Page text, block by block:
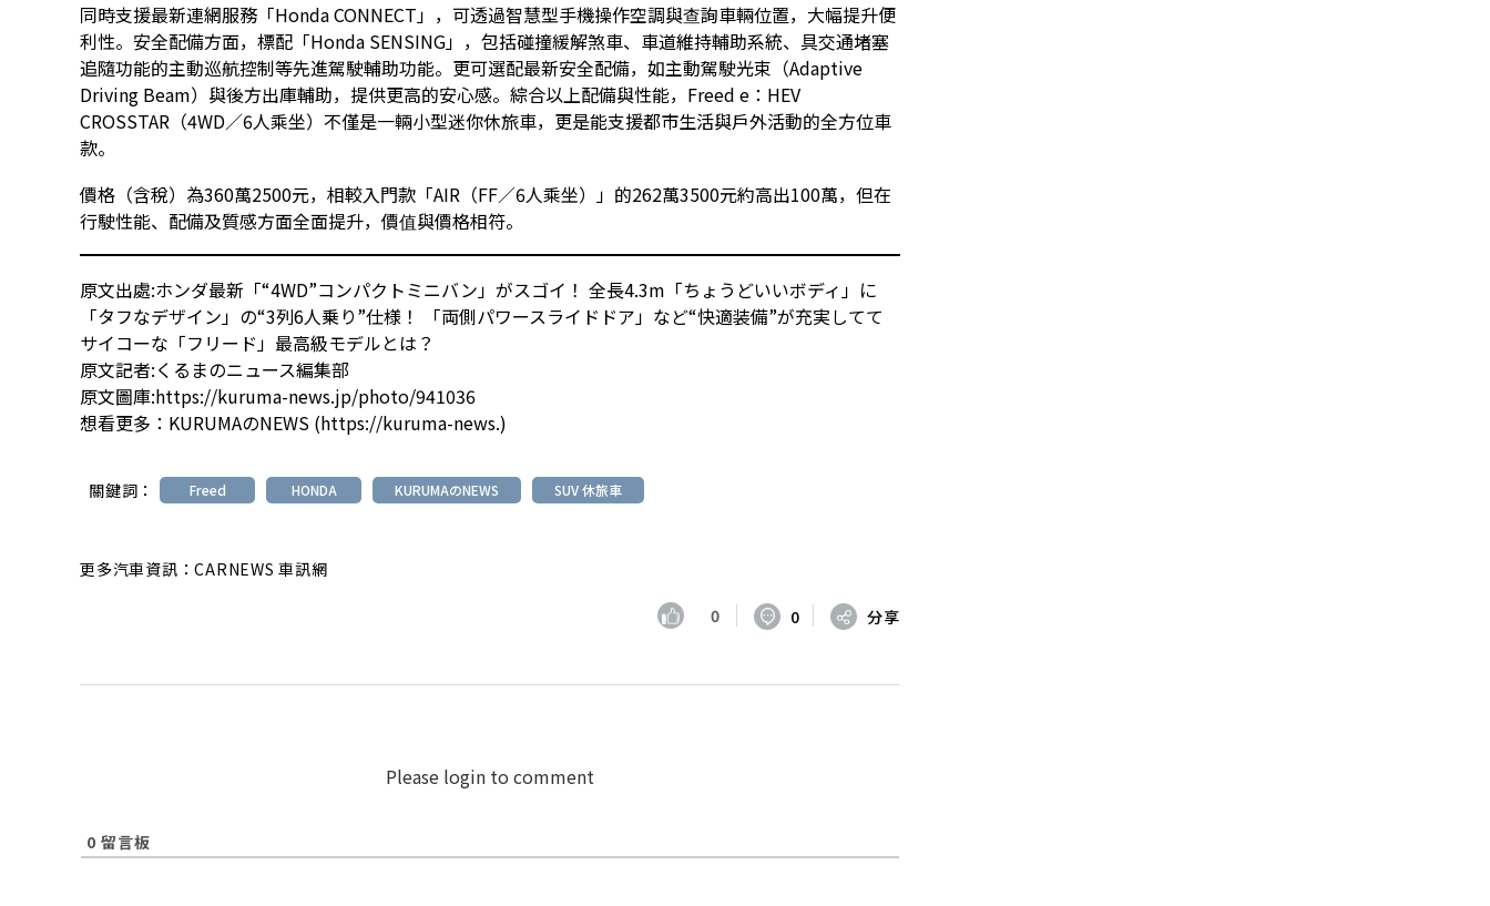
同時支援最新連網服務「Honda CONNECT」，可透過智慧型手機操作空調與查詢車輛位置，大幅提升便
利性。安全配備方面，標配「Honda SENSING」，包括碰撞緩解煞車、車道維持輔助系統、具交通堵塞
追隨功能的主動巡航控制等先進駕駛輔助功能。更可選配最新安全配備，如主動駕駛光束（Adaptive
Driving Beam）與後方出庫輔助，提供更高的安心感。綜合以上配備與性能，Freed e：HEV
CROSSTAR（4WD／6人乘坐）不僅是一輛小型迷你休旅車，更是能支援都市生活與戶外活動的全方位車
款。
價格（含稅）為360萬2500元，相較入門款「AIR（FF／6人乘坐）」的262萬3500元約高出100萬，但在
行駛性能、配備及質感方面全面提升，價值與價格相符。
原文出處:ホンダ最新「“4WD”コンパクトミニバン」がスゴイ！ 全長4.3m「ちょうどいいボディ」に
「タフなデザイン」の“3列6人乗り”仕様！ 「両側パワースライドドア」など“快適装備”が充実してて
サイコーな「フリード」最高級モデルとは？
原文記者:くるまのニュース編集部
原文圖庫:https://kuruma-news.jp/photo/941036
想看更多： KURUMAのNEWS (https://kuruma-news.)
關鍵詞： Freed HONDA KURUMAのNEWS SUV 休旅車
更多汽車資訊：CARNEWS 車訊網
0 0 分享
Please login to comment
0 留言板